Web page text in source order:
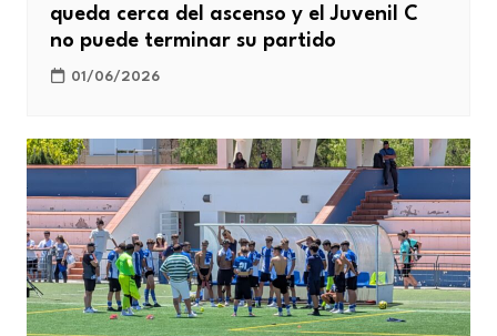
queda cerca del ascenso y el Juvenil C
no puede terminar su partido
01/06/2026